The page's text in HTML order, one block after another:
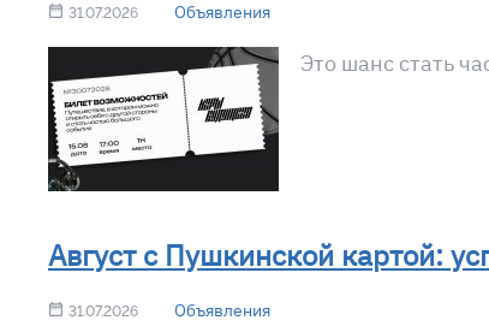
31.07.2026 Объявления
Это шанс стать
Август с Пушкинской картой:
31.07.2026 Объявления